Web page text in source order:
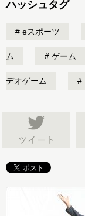
ハッシュタグ
eスポーツ
ム ゲーム
デオゲーム